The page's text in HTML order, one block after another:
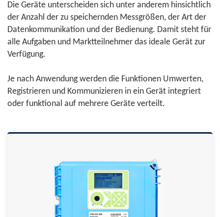
Die Geräte unterscheiden sich unter anderem hinsichtlich
der Anzahl der zu speichernden Messgrößen, der Art der
Datenkommunikation und der Bedienung. Damit steht für
alle Aufgaben und Marktteilnehmer das ideale Gerät zur
Verfügung.
Je nach Anwendung werden die Funktionen Umwerten,
Registrieren und Kommunizieren in ein Gerät integriert
oder funktional auf mehrere Geräte verteilt.